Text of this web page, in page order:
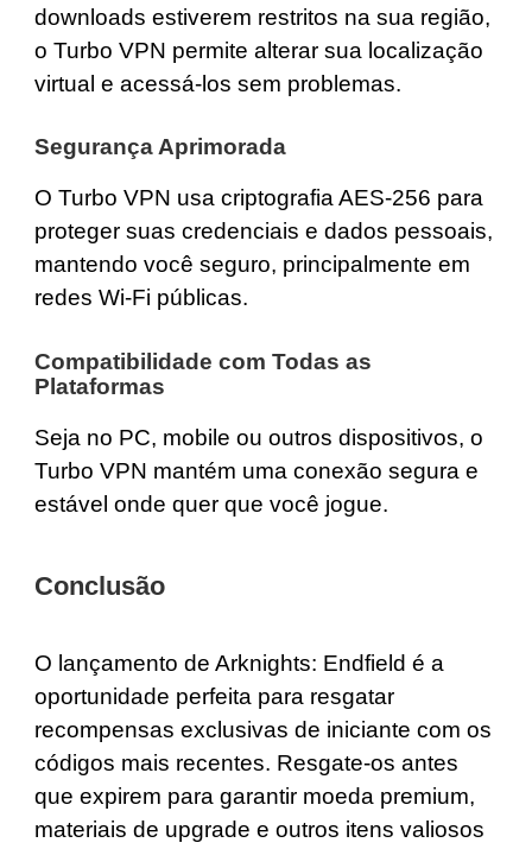
downloads estiverem restritos na sua região,
o Turbo VPN permite alterar sua localização
virtual e acessá-los sem problemas.
Segurança Aprimorada
O Turbo VPN usa criptografia AES-256 para
proteger suas credenciais e dados pessoais,
mantendo você seguro, principalmente em
redes Wi-Fi públicas.
Compatibilidade com Todas as
Plataformas
Seja no PC, mobile ou outros dispositivos, o
Turbo VPN mantém uma conexão segura e
estável onde quer que você jogue.
Conclusão
O lançamento de Arknights: Endfield é a
oportunidade perfeita para resgatar
recompensas exclusivas de iniciante com os
códigos mais recentes. Resgate-os antes
que expirem para garantir moeda premium,
materiais de upgrade e outros itens valiosos